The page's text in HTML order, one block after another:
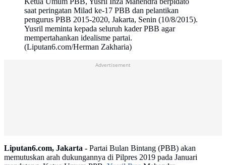
saat peringatan Milad ke-17 PBB dan pelantikan
pengurus PBB 2015-2020, Jakarta, Senin (10/8/2015).
Yusril meminta kepada seluruh kader PBB agar
mempertahankan idealisme partai.
(Liputan6.com/Herman Zakharia)
Advertisement
Liputan6.com, Jakarta - Partai Bulan Bintang (PBB) akan
memutuskan arah dukungannya di Pilpres 2019 pada Januari